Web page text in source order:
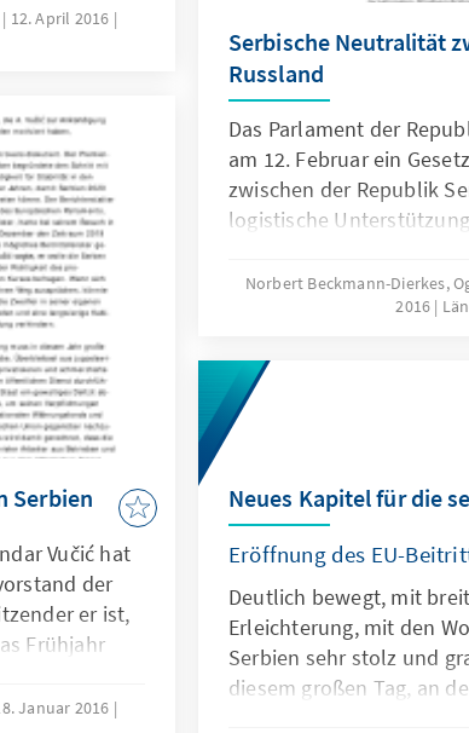
in den
Šešelj in
12. April 2016
Serbische Neutralität
Russland
Das Parlament der
am 12. Februar ein
zwischen der Republik
logistische
diplomatische
Aufenthaltes in Serbien
Stimmen und einer
Enthaltungen vom
den insgesamt 250
Norbert Beckmann-Dierkes,
2016
Serbien
Vučić hat
der
er ist,
Frühjahr
Januar 2016
Neues Kapitel für die
Eröffnung des EU-
Deutlich bewegt, mit
Erleichterung, mit den
Serbien sehr stolz und
diesem großen Tag, an